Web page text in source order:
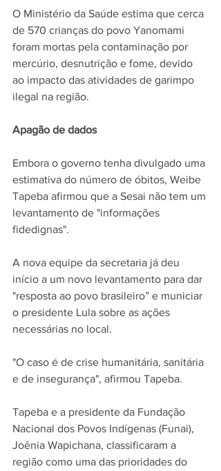
O Ministério da Saúde estima que cerca
de 570 crianças do povo Yanomami
foram mortas pela contaminação por
mercúrio, desnutrição e fome, devido
ao impacto das atividades de garimpo
ilegal na região.
Apagão de dados
Embora o governo tenha divulgado uma
estimativa do número de óbitos, Weibe
Tapeba afirmou que a Sesai não tem um
levantamento de "informações
fidedignas".
A nova equipe da secretaria já deu
início a um novo levantamento para dar
"resposta ao povo brasileiro” e municiar
o presidente Lula sobre as ações
necessárias no local.
"O caso é de crise humanitária, sanitária
e de insegurança", afirmou Tapeba.
Tapeba e a presidente da Fundação
Nacional dos Povos Indígenas (Funai),
Joênia Wapichana, classificaram a
região como uma das prioridades do